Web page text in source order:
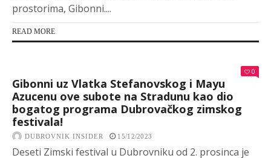
prostorima, Gibonni....
READ MORE
0
Gibonni uz Vlatka Stefanovskog i Mayu
Azucenu ove subote na Stradunu kao dio
bogatog programa Dubrovačkog zimskog
festivala!
DUBROVNIK INSIDER 15/12/2023
Deseti Zimski festival u Dubrovniku od 2. prosinca je